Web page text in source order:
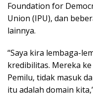
Foundation for
Union (IPU), dan
lainnya.
“Saya kira lembaga-
kredibilitas. Mereka
Pemilu, tidak masuk
itu adalah domain